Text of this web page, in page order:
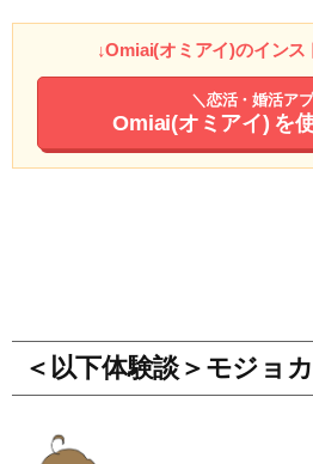
↓Omiai(オミアイ)のインス
＼恋活・婚活ア
Omiai(オミアイ) を
＜以下体験談＞モジョ